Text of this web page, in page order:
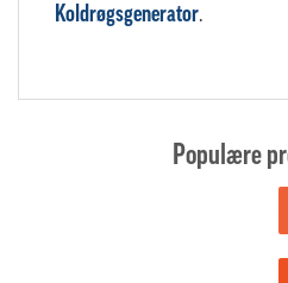
Koldrøgsgenerator.
Populære